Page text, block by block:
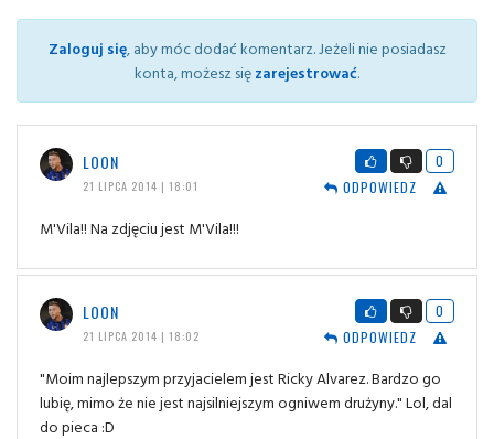
Zaloguj się, aby móc dodać komentarz. Jeżeli nie posiadasz
konta, możesz sięzarejestrować.
LOON
21 LIPCA 2014 | 18:01
0
ODPOWIEDZ
M'Vila!! Na zdjęciu jest M'Vila!!!
LOON
21 LIPCA 2014 | 18:02
0
ODPOWIEDZ
"Moim najlepszym przyjacielem jest Ricky Alvarez. Bardzo go
lubię, mimo że nie jest najsilniejszym ogniwem drużyny." Lol, dal
do pieca :D